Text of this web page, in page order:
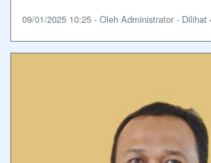
09/01/2025 10:25 - Oleh Administrator - Dilihat